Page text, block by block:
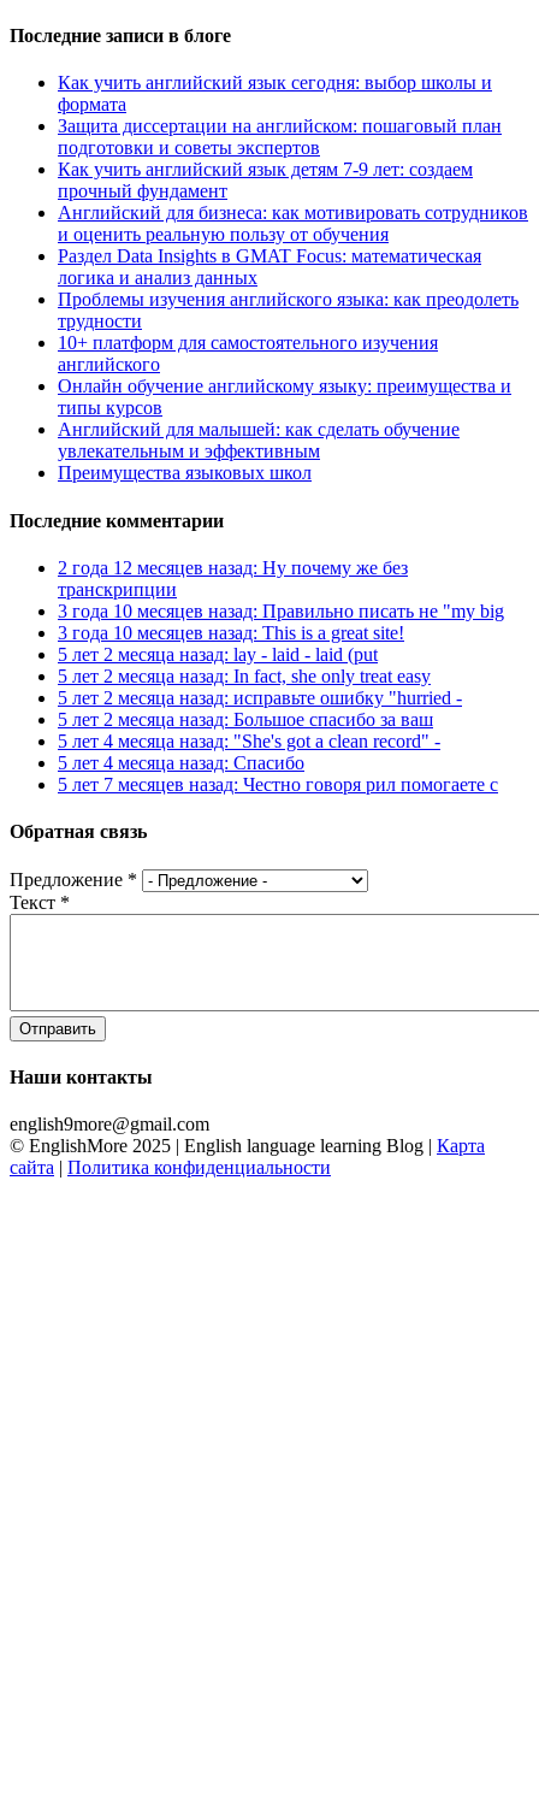
Последние записи в блоге
Как учить английский язык сегодня: выбор школы и
формата
Защита диссертации на английском: пошаговый план
подготовки и советы экспертов
Как учить английский язык детям 7-9 лет: создаем
прочный фундамент
Английский для бизнеса: как мотивировать сотрудников
и оценить реальную пользу от обучения
Раздел Data Insights в GMAT Focus: математическая
логика и анализ данных
Проблемы изучения английского языка: как преодолеть
трудности
10+ платформ для самостоятельного изучения
английского
Онлайн обучение английскому языку: преимущества и
типы курсов
Английский для малышей: как сделать обучение
увлекательным и эффективным
Преимущества языковых школ
Последние комментарии
2 года 12 месяцев назад: Ну почему же без
транскрипции
3 года 10 месяцев назад: Правильно писать не "my big
3 года 10 месяцев назад: This is a great site!
5 лет 2 месяца назад: lay - laid - laid (put
5 лет 2 месяца назад: In fact, she only treat easy
5 лет 2 месяца назад: исправьте ошибку "hurried -
5 лет 2 месяца назад: Большое спасибо за ваш
5 лет 4 месяца назад: "She's got a clean record" -
5 лет 4 месяца назад: Спасибо
5 лет 7 месяцев назад: Честно говоря рил помогаете с
Обратная связь
Предложение *
Текст *
Наши контакты
english9more@gmail.com
© EnglishMore 2025 | English language learning Blog | Карта
сайта | Политика конфиденциальности